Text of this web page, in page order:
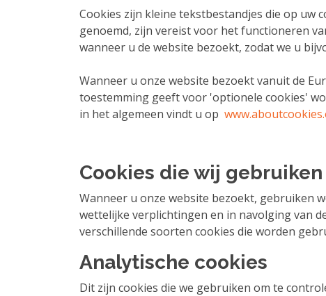
Cookies zijn kleine tekstbestandjes die op uw
genoemd, zijn vereist voor het functioneren
wanneer u de website bezoekt, zodat we u
Wanneer u onze website bezoekt vanuit de
toestemming geeft voor 'optionele cookies'
in het algemeen vindt u op
Cookies die wij gebruiken
Wanneer u onze website bezoekt, gebruiken
wettelijke verplichtingen en in navolging van
verschillende soorten cookies die worden
Analytische cookies
Dit zijn cookies die we gebruiken om te